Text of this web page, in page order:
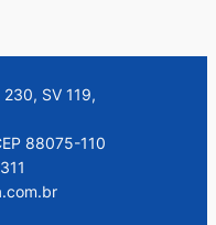
230, SV 119,
88075-110